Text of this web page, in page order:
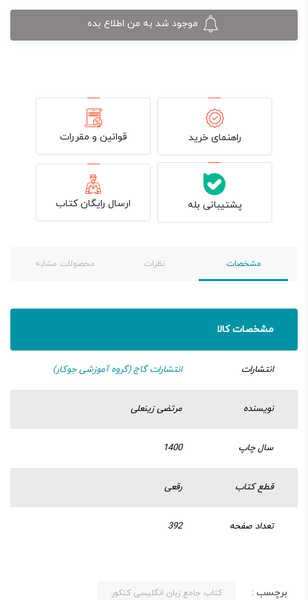
موجود شد به من اطلاع بده
راهنمای خرید قوانین و مقررات
پشتیبانی بله ارسال رایگان کتاب
مشخصات نظرات محصولات مشابه
مشخصات کالا
انتشارات انتشارات گاج (گروه آموزشی جوکار)
نویسنده مرتضی زینعلی
سال چاپ 1400
قطع کتاب رقعی
تعداد صفحه 392
برچسب : کتاب جامع زبان انگلیسی کنکور